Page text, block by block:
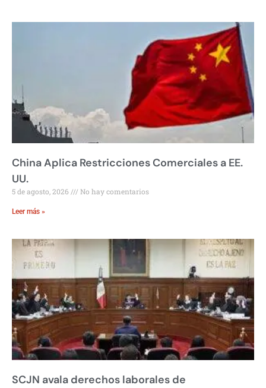
China Aplica Restricciones Comerciales a EE.
UU.
5 de agosto, 2026 No hay comentarios
Leer más »
SCJN avala derechos laborales de